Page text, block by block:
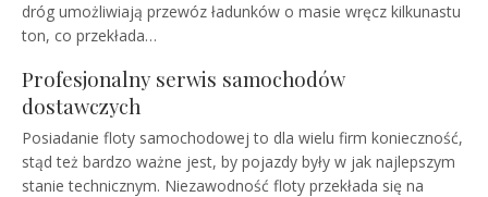
dróg umożliwiają przewóz ładunków o masie wręcz kilkunastu
ton, co przekłada…
Profesjonalny serwis samochodów
dostawczych
Posiadanie floty samochodowej to dla wielu firm konieczność,
stąd też bardzo ważne jest, by pojazdy były w jak najlepszym
stanie technicznym. Niezawodność floty przekłada się na